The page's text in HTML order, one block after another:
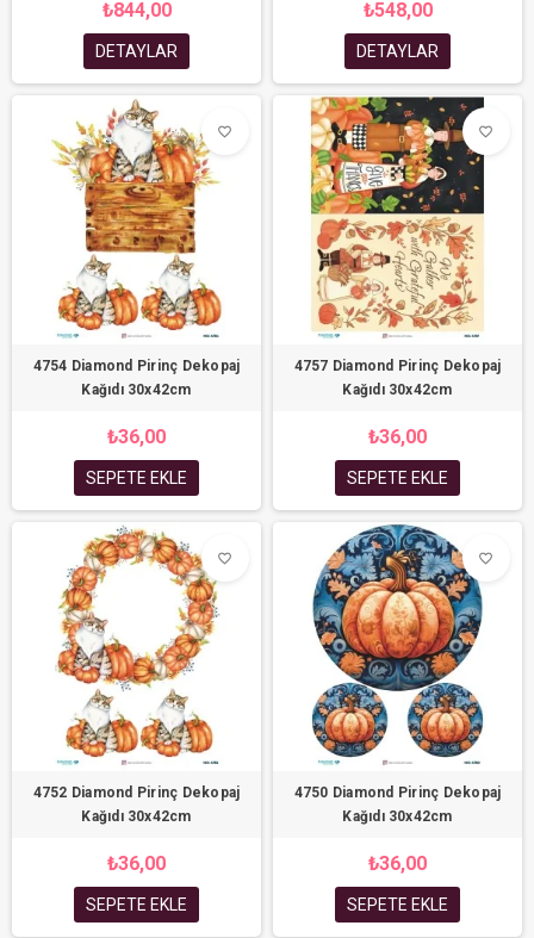
₺844,00
DETAYLAR
₺548,00
DETAYLAR
favorite_border
4754 Diamond Pirinç Dekopaj
Kağıdı 30x42cm
₺36,00
SEPETE EKLE
favorite_border
4757 Diamond Pirinç Dekopaj
Kağıdı 30x42cm
₺36,00
SEPETE EKLE
favorite_border
4752 Diamond Pirinç Dekopaj
Kağıdı 30x42cm
₺36,00
SEPETE EKLE
favorite_border
4750 Diamond Pirinç Dekopaj
Kağıdı 30x42cm
₺36,00
SEPETE EKLE